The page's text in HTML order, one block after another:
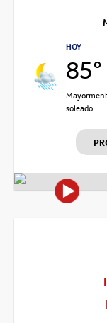
HOY
85°
soleado